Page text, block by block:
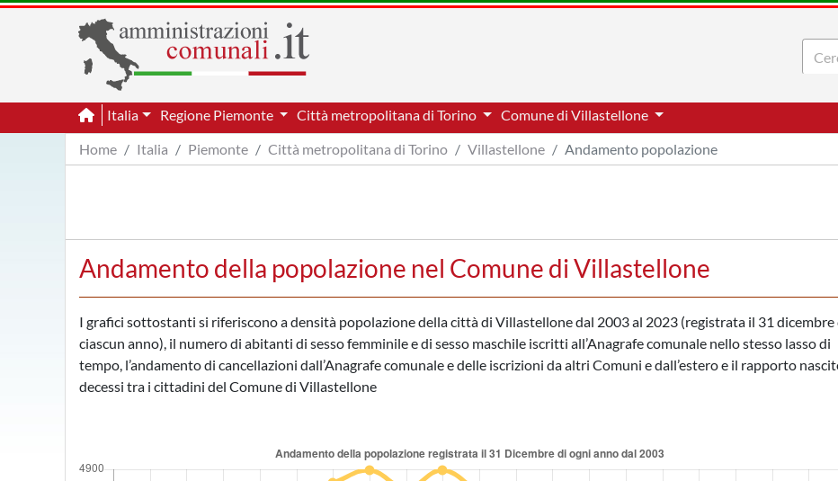
Italia Regione Piemonte Città metropolitana di Torino Comune di Villastellone
Home
Italia Piemonte Città metropolitana di Torino Villastellone Andamento popolazione
Andamento della popolazione nel Comune di Villastellone
I grafici sottostanti si riferiscono a densità popolazione della città di Villastellone dal 2003 al 2023 (registrata il 31 dicembre
ciascun anno), il numero di abitanti di sesso femminile e di sesso maschile iscritti all’Anagrafe comunale nello stesso lasso di
tempo, l’andamento di cancellazioni dall’Anagrafe comunale e delle iscrizioni da altri Comuni e dall’estero e il rapporto
decessi tra i cittadini del Comune di Villastellone